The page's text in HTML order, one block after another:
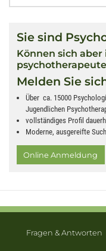
Sie sind
Können sich aber
Melden Sie
Über ca. 15000
Jugendlichen
vollständiges Profil
Moderne, ausgereifte
Online Anmeldung
Fragen & Antworten